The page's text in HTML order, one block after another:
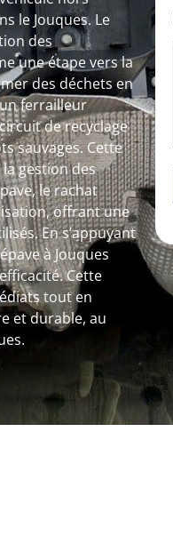
le Jouques. Le
des
une étape vers la
des déchets en
ferrailleur
de recyclage
sauvages. Cette
gestion des
le rachat
offrant une
En s’appuyant
à Jouques
Cette
tout en
et durable, au